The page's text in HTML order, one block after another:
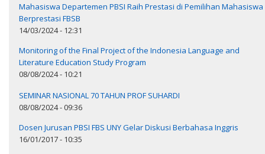
Mahasiswa Departemen PBSI Raih Prestasi di Pemilihan Mahasiswa
Berprestasi FBSB
14/03/2024 - 12:31
Monitoring of the Final Project of the Indonesia Language and
Literature Education Study Program
08/08/2024 - 10:21
SEMINAR NASIONAL 70 TAHUN PROF SUHARDI
08/08/2024 - 09:36
Dosen Jurusan PBSI FBS UNY Gelar Diskusi Berbahasa Inggris
16/01/2017 - 10:35